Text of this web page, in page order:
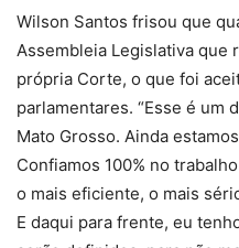
Wilson Santos frisou que
Assembleia Legislativa que
própria Corte, o que foi
parlamentares. “Esse é um
Mato Grosso. Ainda
Confiamos 100% no
o mais eficiente, o mais
E daqui para frente, eu